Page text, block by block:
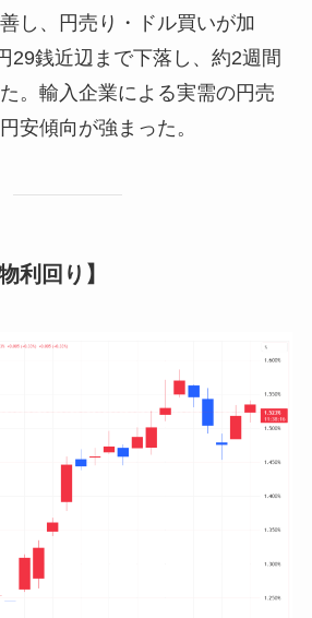
し、円売り・ドル買いが加
29銭近辺まで下落し、約2週間
。輸入企業による実需の円売
安傾向が強まった。
利回り】